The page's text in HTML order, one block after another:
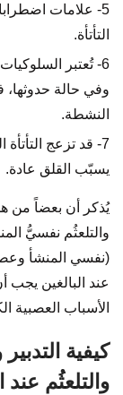
5- علامات
التأتأة.
6- تُعتبر
وفي حالة حدوثها،
النشطة.
7- قد تزعج
يسبّب القلق عادة.
يُذكر أن بعضاً من
والتلعثُم نفسيُّ
(نفسي المنشأ
عند البالغين يجب
الأسباب العصبية
كيفية
والتلعثُم عند